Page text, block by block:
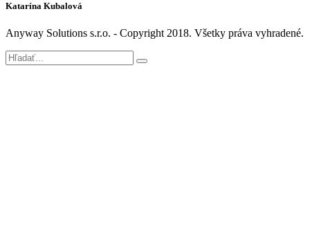
Katarína Kubalová
Anyway Solutions s.r.o. - Copyright 2018. Všetky práva vyhradené.